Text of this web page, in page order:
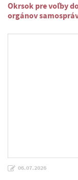
Okrsok pre voľby
orgánov
06.07.2026